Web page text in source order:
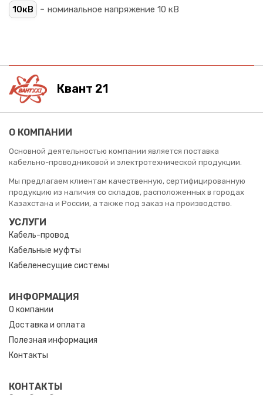
10кВ - номинальное напряжение 10 кВ
Квант 21
О КОМПАНИИ
Основной деятельностью компании является поставка
кабельно-проводниковой и электротехнической продукции.
Мы предлагаем клиентам качественную, сертифицированную
продукцию из наличия со складов, расположенных в городах
Казахстана и России, а также под заказ на производство.
УСЛУГИ
Кабель-провод
Кабельные муфты
Кабеленесущие системы
ИНФОРМАЦИЯ
О компании
Доставка и оплата
Полезная информация
Контакты
КОНТАКТЫ